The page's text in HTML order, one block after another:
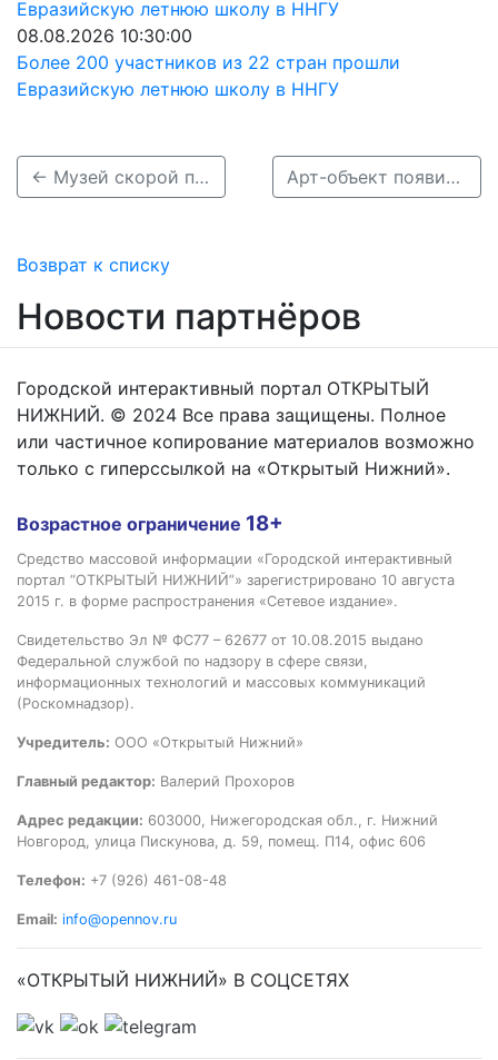
08.08.2026 10:30:00
Более 200 участников из 22 стран прошли
Евразийскую летнюю школу в ННГУ
← Музей скорой помощи открылся в Нижнем Новгороде 1 ноября Арт-объект появился в память о погибшем на СВО нижегородце Евгении Воробьёве →
Возврат к списку
Новости партнёров
Городской интерактивный портал ОТКРЫТЫЙ
НИЖНИЙ. © 2024 Все права защищены. Полное
или частичное копирование материалов возможно
только с гиперссылкой на «Открытый Нижний».
Возрастное ограничение 18+
Средство массовой информации «Городской интерактивный
портал “ОТКРЫТЫЙ НИЖНИЙ”» зарегистрировано 10 августа
2015 г. в форме распространения «Сетевое издание».
Свидетельство Эл № ФС77 – 62677 от 10.08.2015 выдано
Федеральной службой по надзору в сфере связи,
информационных технологий и массовых коммуникаций
(Роскомнадзор).
Учредитель: ООО «Открытый Нижний»
Главный редактор: Валерий Прохоров
Адрес редакции: 603000, Нижегородская обл., г. Нижний
Новгород, улица Пискунова, д. 59, помещ. П14, офис 606
Телефон: +7 (926) 461-08-48
Email: info@opennov.ru
«ОТКРЫТЫЙ НИЖНИЙ» В СОЦСЕТЯХ